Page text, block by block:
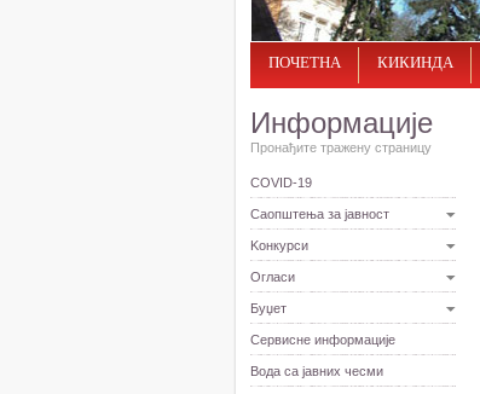
ПОЧЕТНА КИКИНДА
Информације
Пронађите тражену страницу
COVID-19
Саопштења за јавност
Kонкурси
Огласи
Буџет
Сервисне информације
Вода са јавних чесми